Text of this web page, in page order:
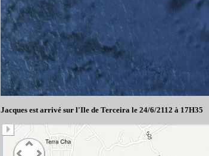
Jacques est arrivé sur l'Ile de Terceira le 24/6/2112 à 17H35